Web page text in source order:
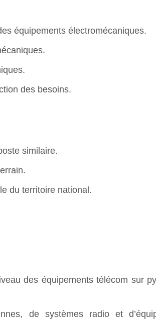
équipements électromécaniques.
des besoins.
similaire.
du territoire national.
des équipements télécom sur
de systèmes radio et